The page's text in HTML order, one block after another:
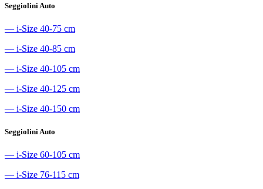
Seggiolini Auto
― i-Size 40-75 cm
― i-Size 40-85 cm
― i-Size 40-105 cm
― i-Size 40-125 cm
― i-Size 40-150 cm
Seggiolini Auto
― i-Size 60-105 cm
― i-Size 76-115 cm